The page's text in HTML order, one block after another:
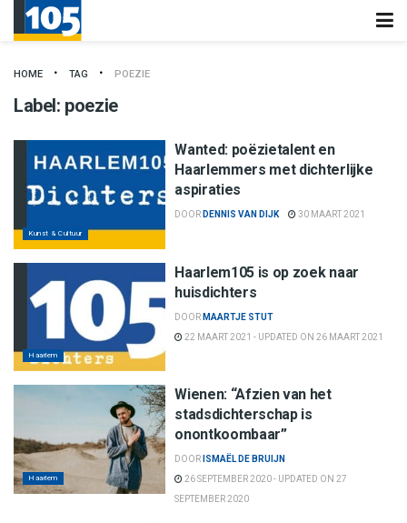
HOME TAG POEZIE
Label: poezie
Kunst & Cultuur
Wanted: poëzietalent en
Haarlemmers met dichterlijke
aspiraties
DOOR DENNIS VAN DIJK 30 MAART 2021
Haarlem
Haarlem105 is op zoek naar
huisdichters
DOOR MAARTJE STUT
22 MAART 2021 - UPDATED ON 26 MAART 2021
Haarlem
Wienen: “Afzien van het
stadsdichterschap is
onontkoombaar”
DOOR ISMAËL DE BRUIJN
26 SEPTEMBER 2020 - UPDATED ON 27
SEPTEMBER 2020